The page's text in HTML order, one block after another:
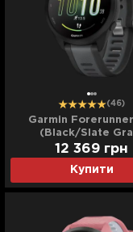
(46)
Garmin Forerunner
(Black/Slate
Купити
12 369 грн